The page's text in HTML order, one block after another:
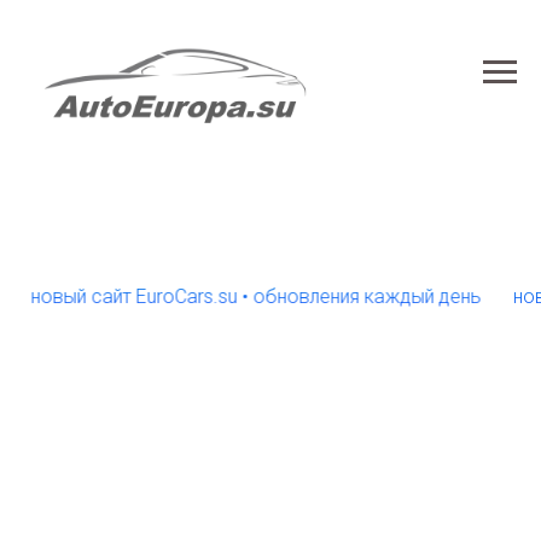
сайт EuroCars.su • обновления каждый день новый